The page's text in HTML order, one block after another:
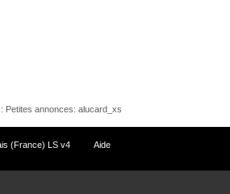
Petites annonces: alucard_xs
(France) LS v4 Aide